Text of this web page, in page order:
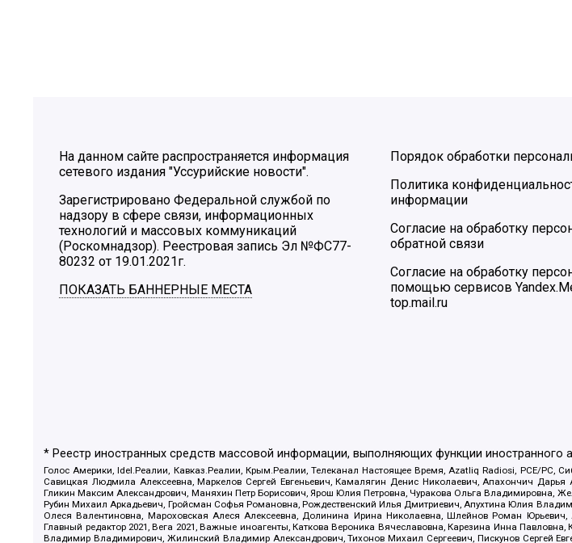
На данном сайте распространяется информация
сетевого издания "Уссурийские новости".
Зарегистрировано Федеральной службой по
надзору в сфере связи, информационных
технологий и массовых коммуникаций
(Роскомнадзор). Реестровая запись Эл №ФС77-
80232 от 19.01.2021г.
ПОКАЗАТЬ БАННЕРНЫЕ МЕСТА
Порядок обработки
Политика
информации
Согласие на обработку
обратной связи
Согласие на обработку
помощью сервисов
top.mail.ru
* Реестр иностранных средств массовой информации, выполняющих функции иностранного
Голос Америки, Idel.Реалии, Кавказ.Реалии, Крым.Реалии, Телеканал Настоящее Время, Azatliq Radiosi, PCE/PC,
Савицкая Людмила Алексеевна, Маркелов Сергей Евгеньевич, Камалягин Денис Николаевич, Апахончич
Гликин Максим Александрович, Маняхин Петр Борисович, Ярош Юлия Петровна, Чуракова Ольга Владимировна,
Рубин Михаил Аркадьевич, Гройсман Софья Романовна, Рождественский Илья Дмитриевич, Апухтина Юлия
Олеся Валентиновна, Мароховская Алеся Алексеевна, Долинина Ирина Николаевна, Шлейнов Роман
Главный редактор 2021, Вега 2021, Важные иноагенты, Каткова Вероника Вячеславовна, Карезина Инна
Владимир Владимирович, Жилинский Владимир Александрович, Тихонов Михаил Сергеевич, Пискунов Сергей